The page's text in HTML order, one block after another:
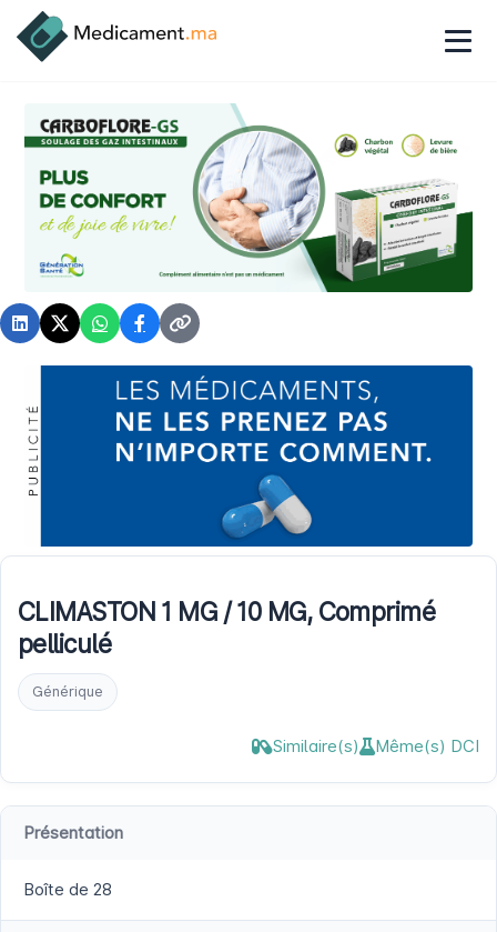
CLIMASTON 1 MG / 10 MG, Comprimé
pelliculé
Générique
Similaire(s) Même(s) DCI
Présentation
Boîte de 28